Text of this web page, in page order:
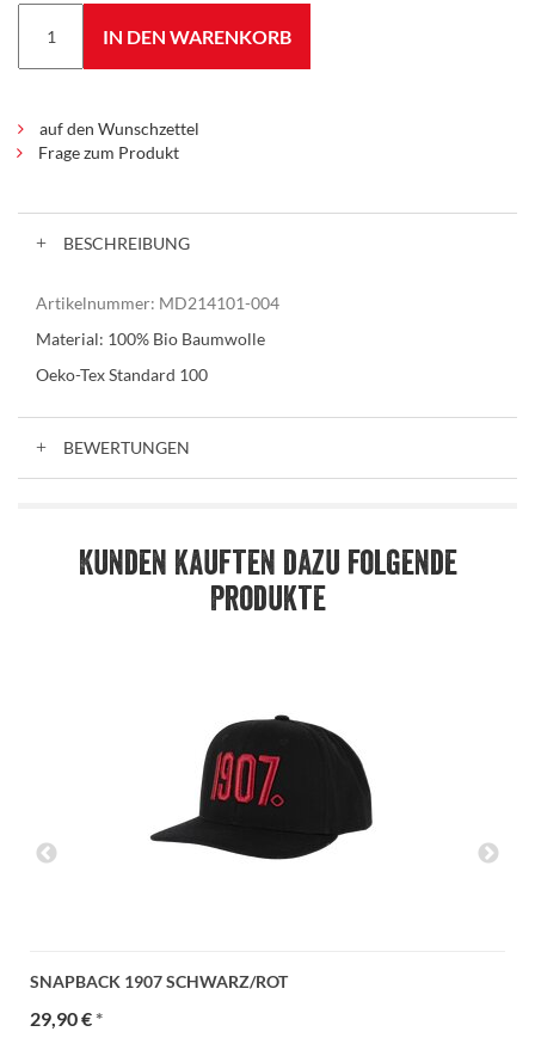
IN DEN WARENKORB
auf den Wunschzettel
Frage zum Produkt
BESCHREIBUNG
Artikelnummer: MD214101-004
Material: 100% Bio Baumwolle
Oeko-Tex Standard 100
BEWERTUNGEN
Kunden kauften dazu folgende
Produkte
SNAPBACK 1907 SCHWARZ/ROT
29,90 €*